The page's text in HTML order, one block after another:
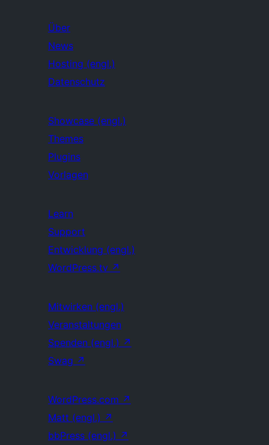
Über
News
Hosting (engl.)
Datenschutz
Showcase (engl.)
Themes
Plugins
Vorlagen
Learn
Support
Entwicklung (engl.)
WordPress.tv ↗
Mitwirken (engl.)
Veranstaltungen
Spenden (engl.) ↗
Swag ↗
WordPress.com ↗
Matt (engl.) ↗
bbPress (engl.) ↗